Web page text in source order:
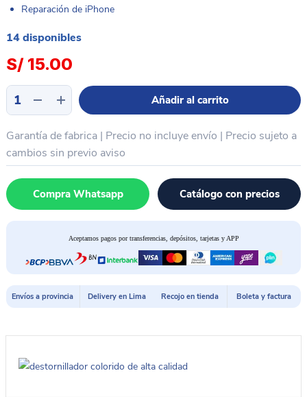
Reparación de iPhone
14 disponibles
S/ 15.00
Desarmador
2D
"+"
1.2
MECHANIC
MINI
cantidad
Añadir al carrito
Garantía de fabrica | Precio no incluye envío | Precio sujeto a
cambios sin previo aviso
Compra Whatsapp Catálogo con precios
Aceptamos pagos por transferencias, depósitos, tarjetas y APP
Envíos a provincia Delivery en Lima Recojo en tienda Boleta y factura